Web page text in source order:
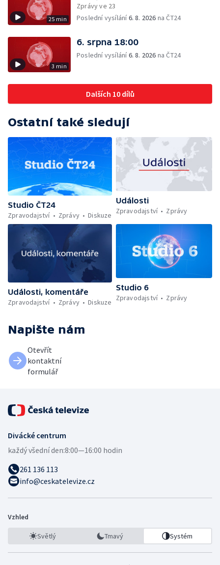
25 min
Zprávy ve 23
Poslední vysílání6. 8. 2026 na ČT24
3 min
6. srpna 18:00
Poslední vysílání6. 8. 2026 na ČT24
Dalších 10 dílů
Ostatní také sledují
Studio ČT24
Zpravodajství
Zprávy Diskuze
Události
Zpravodajství
Zprávy
Události, komentáře
Zpravodajství
Zprávy Diskuze
Studio 6
Zpravodajství
Zprávy
Napište nám
Otevřít
kontaktní
formulář
Divácké centrum
každý všední den:8:00—16:00 hodin
261 136 113
info@ceskatelevize.cz
Vzhled
Světlý Tmavý Systém